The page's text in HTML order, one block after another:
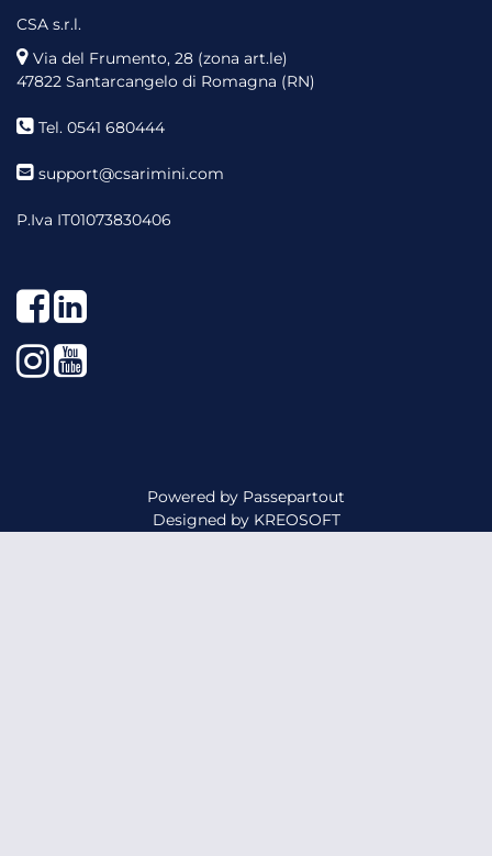
CSA s.r.l.
Via del Frumento, 28 (zona art.le)
47822 Santarcangelo di Romagna (RN)
Tel. 0541 680444
support@csarimini.com
P.Iva IT01073830406
Facebook
LinkedIn
Instagram
YouTube
Powered by Passepartout
Designed by KREOSOFT